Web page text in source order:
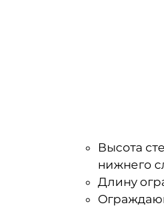
Высота
нижнего
Длину